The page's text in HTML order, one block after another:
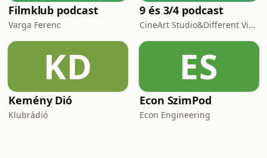
Filmklub podcast
Varga Ferenc
9 és 3/4 podcast
CineArt Studio&Different View Production
KD
Kemény Dió
Klubrádió
ES
Econ SzimPod
Econ Engineering